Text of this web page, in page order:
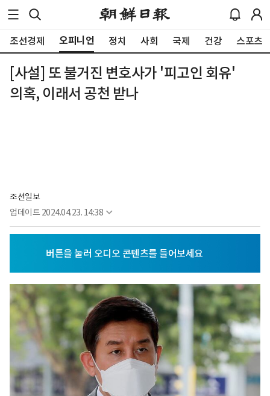
조선경제 오피니언 정치 사회 국제 건강 스포츠
[사설] 또 불거진 변호사가 '피고인 회유'
의혹, 이래서 공천 받나
조선일보
업데이트 2024.04.23. 14:38